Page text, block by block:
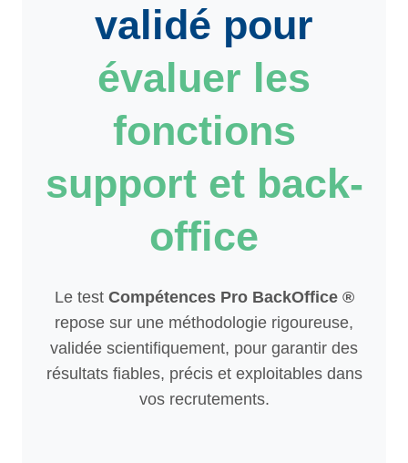
validé pour
évaluer les
fonctions
support et back-
office
Le test Compétences Pro BackOffice ®
repose sur une méthodologie rigoureuse,
validée scientifiquement, pour garantir des
résultats fiables, précis et exploitables dans
vos recrutements.